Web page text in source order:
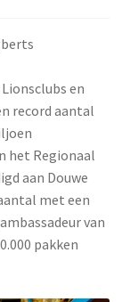
en
record aantal
het Regionaal
aan Douwe
met een
van
pakken